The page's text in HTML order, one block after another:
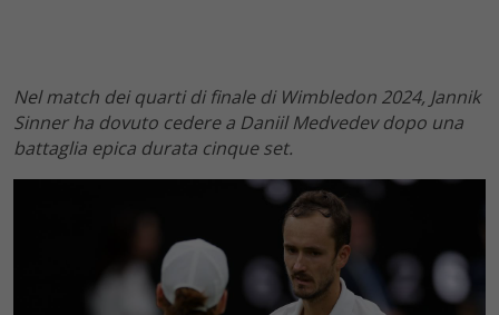
Nel match dei quarti di finale di Wimbledon 2024, Jannik
Sinner ha dovuto cedere a Daniil Medvedev dopo una
battaglia epica durata cinque set.